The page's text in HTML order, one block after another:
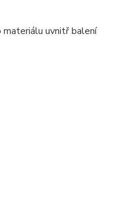
materiálu uvnitř balení